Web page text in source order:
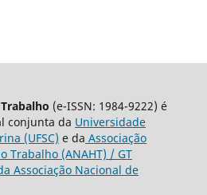
(e-ISSN: 1984-9222) é
conjunta da Universidade
(UFSC) e da Associação
Trabalho (ANAHT) / GT
Associação Nacional de